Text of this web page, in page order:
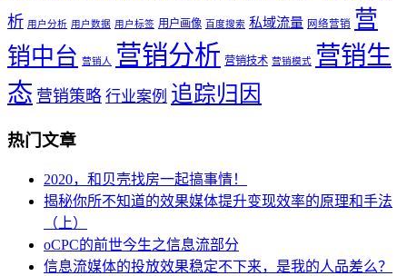
析 用户分析 用户数据 用户标签 用户画像 百度搜索 私域流量 网络营销 营
销中台 营销人 营销分析 营销技术 营销模式 营销生
态 营销策略 行业案例 追踪归因
热门文章
2020，和贝壳找房一起搞事情！
揭秘你所不知道的效果媒体提升变现效率的原理和手法
（上）
oCPC的前世今生之信息流部分
信息流媒体的投放效果稳定不下来，是我的人品差么？